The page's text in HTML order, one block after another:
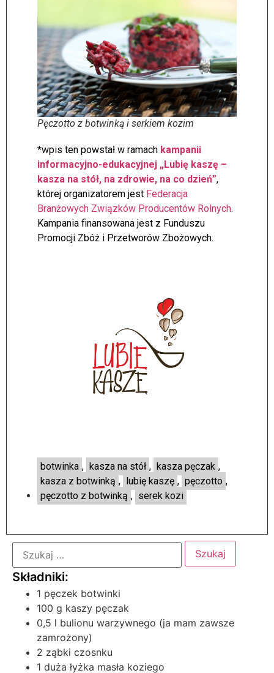
Pęczotto z botwinką i serkiem kozim
*wpis ten powstał w ramach kampanii
informacyjno-edukacyjnej „Lubię kaszę –
kasza na stół, na zdrowie, na co dzień”,
której organizatorem jest Federacja
Branżowych Związków Producentów Rolnych.
Kampania finansowana jest z Funduszu
Promocji Zbóż i Przetworów Zbożowych.
botwinka , kasza na stół , kasza pęczak ,
kasza z botwinką , lubię kaszę , pęczotto ,
pęczotto z botwinką , serek kozi
1 pęczek botwinki
100 g kaszy pęczak
0,5 l bulionu warzywnego (ja mam zawsze
zamrożony)
2 ząbki czosnku
1 duża łyżka masła koziego